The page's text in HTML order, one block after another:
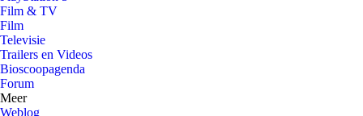
Film & TV
Film
Televisie
Trailers en Videos
Bioscoopagenda
Forum
Meer
Weblog